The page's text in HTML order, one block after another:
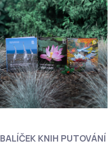
BALÍČEK KNIH PUTOVÁNÍ